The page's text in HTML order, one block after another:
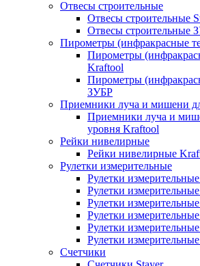
Отвесы строительные
Отвесы строительные
Отвесы строительные
Пирометры (инфракрасные
Пирометры
Kraftool
Пирометры
ЗУБР
Приемники луча и мишени
Приемники луча и
уровня Kraftool
Рейки нивелирные
Рейки нивелирные
Рулетки измерительные
Рулетки
Рулетки
Рулетки
Рулетки
Рулетки
Рулетки
Счетчики